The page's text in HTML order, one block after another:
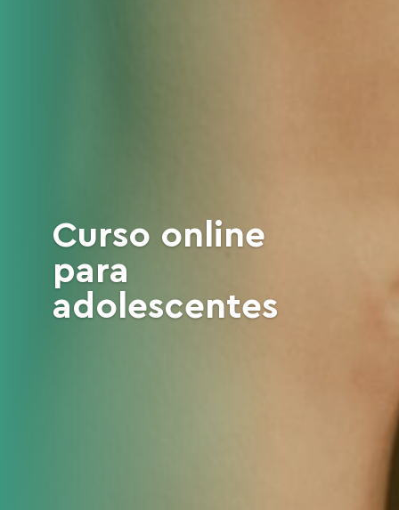
Curso online
para
adolescentes